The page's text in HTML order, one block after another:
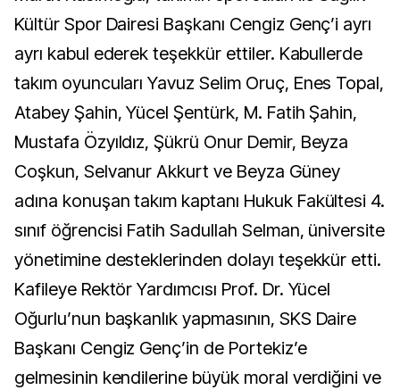
Kültür Spor Dairesi Başkanı Cengiz Genç’i ayrı
ayrı kabul ederek teşekkür ettiler. Kabullerde
takım oyuncuları Yavuz Selim Oruç, Enes Topal,
Atabey Şahin, Yücel Şentürk, M. Fatih Şahin,
Mustafa Özyıldız, Şükrü Onur Demir, Beyza
Coşkun, Selvanur Akkurt ve Beyza Güney
adına konuşan takım kaptanı Hukuk Fakültesi 4.
sınıf öğrencisi Fatih Sadullah Selman, üniversite
yönetimine desteklerinden dolayı teşekkür etti.
Kafileye Rektör Yardımcısı Prof. Dr. Yücel
Oğurlu’nun başkanlık yapmasının, SKS Daire
Başkanı Cengiz Genç’in de Portekiz’e
gelmesinin kendilerine büyük moral verdiğini ve